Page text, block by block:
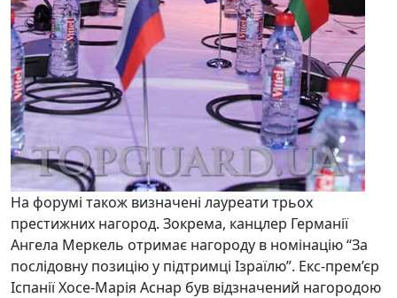
На форумі також визначені лауреати трьох
престижних нагород. Зокрема, канцлер Германії
Ангела Меркель отримає нагороду в номінацію “За
послідовну позицію у підтримці Ізраїлю”. Екс-прем’єр
Іспанії Хосе-Марія Аснар був відзначений нагородою